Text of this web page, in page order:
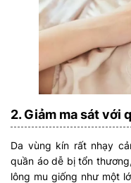
2. Giảm ma sát với
Da vùng kín rất nhạy
quần áo dễ bị tổn
lông mu giống như một